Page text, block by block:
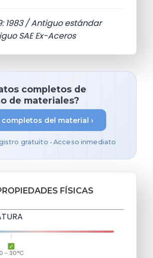
1983 / Antiguo estándar
SAE Ex-Aceros
completos de
de materiales?
del material ›
gratuito • Acceso inmediato
FÍSICAS
0 - 30°C